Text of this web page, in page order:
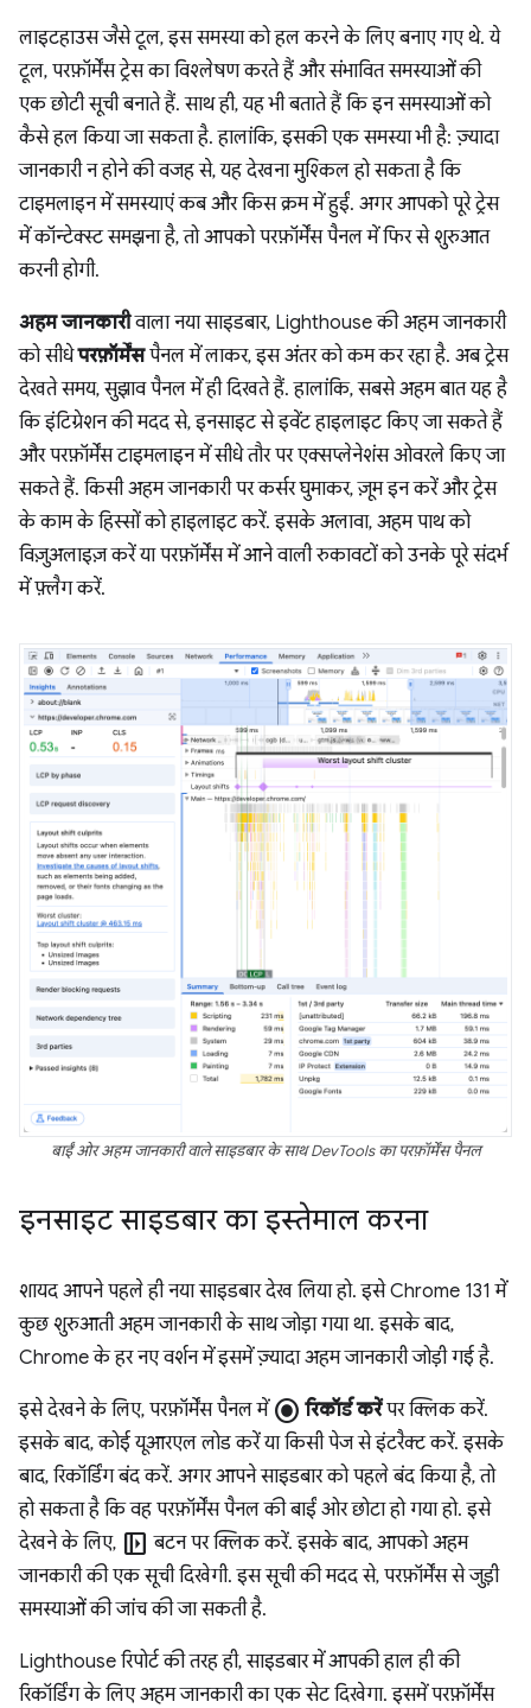
लाइटहाउस जैसे टूल, इस समस्या को हल करने के लिए बनाए गए थे. ये
टूल, परफ़ॉर्मेंस ट्रेस का विश्लेषण करते हैं और संभावित समस्याओं की
एक छोटी सूची बनाते हैं. साथ ही, यह भी बताते हैं कि इन समस्याओं को
कैसे हल किया जा सकता है. हालांकि, इसकी एक समस्या भी है: ज़्यादा
जानकारी न होने की वजह से, यह देखना मुश्किल हो सकता है कि
टाइमलाइन में समस्याएं कब और किस क्रम में हुईं. अगर आपको पूरे ट्रेस
में कॉन्टेक्स्ट समझना है, तो आपको परफ़ॉर्मेंस पैनल में फिर से शुरुआत
करनी होगी.
अहम जानकारीवाला नया साइडबार, Lighthouse की अहम जानकारी
को सीधेपरफ़ॉर्मेंसपैनल में लाकर, इस अंतर को कम कर रहा है. अब ट्रेस
देखते समय, सुझाव पैनल में ही दिखते हैं. हालांकि, सबसे अहम बात यह है
कि इंटिग्रेशन की मदद से, इनसाइट से इवेंट हाइलाइट किए जा सकते हैं
और परफ़ॉर्मेंस टाइमलाइन में सीधे तौर पर एक्सप्लेनेशंस ओवरले किए जा
सकते हैं. किसी अहम जानकारी पर कर्सर घुमाकर, ज़ूम इन करें और ट्रेस
के काम के हिस्सों को हाइलाइट करें. इसके अलावा, अहम पाथ को
विज़ुअलाइज़ करें या परफ़ॉर्मेंस में आने वाली रुकावटों को उनके पूरे संदर्भ
में फ़्लैग करें.
बाईं ओर अहम जानकारी वाले साइडबार के साथ DevTools का परफ़ॉर्मेंस पैनल
इनसाइट साइडबार का इस्तेमाल करना
शायद आपने पहले ही नया साइडबार देख लिया हो. इसे Chrome 131 में
कुछ शुरुआती अहम जानकारी के साथ जोड़ा गया था. इसके बाद,
Chrome के हर नए वर्शन में इसमें ज़्यादा अहम जानकारी जोड़ी गई है.
इसे देखने के लिए, परफ़ॉर्मेंस पैनल में radio_button_checked रिकॉर्ड करेंपर क्लिक करें.
इसके बाद, कोई यूआरएल लोड करें या किसी पेज से इंटरैक्ट करें. इसके
बाद, रिकॉर्डिंग बंद करें. अगर आपने साइडबार को पहले बंद किया है, तो
हो सकता है कि वह परफ़ॉर्मेंस पैनल की बाईं ओर छोटा हो गया हो. इसे
देखने के लिए, left_panel_open बटन पर क्लिक करें. इसके बाद, आपको अहम
जानकारी की एक सूची दिखेगी. इस सूची की मदद से, परफ़ॉर्मेंस से जुड़ी
समस्याओं की जांच की जा सकती है.
Lighthouse रिपोर्ट की तरह ही, साइडबार में आपकी हाल ही की
रिकॉर्डिंग के लिए अहम जानकारी का एक सेट दिखेगा. इसमें परफ़ॉर्मेंस